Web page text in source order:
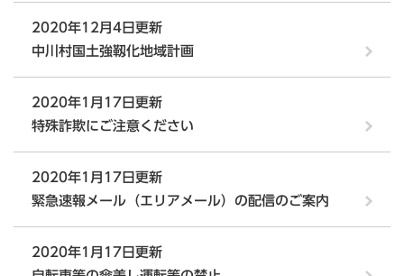
2020年12月4日更新
中川村国土強靱化地域計画
2020年1月17日更新
特殊詐欺にご注意ください
2020年1月17日更新
緊急速報メール（エリアメール）の配信のご案内
2020年1月17日更新